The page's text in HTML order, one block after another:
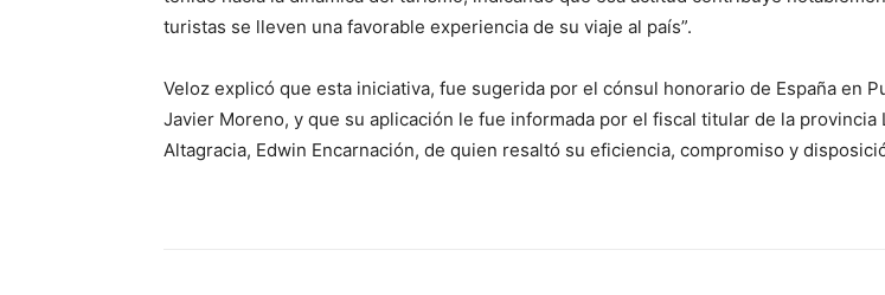
turistas se lleven una favorable experiencia de su viaje al país”.
Veloz explicó que esta iniciativa, fue sugerida por el cónsul honorario de España en
Javier Moreno, y que su aplicación le fue informada por el fiscal titular de la provincia
Altagracia, Edwin Encarnación, de quien resaltó su eficiencia, compromiso y